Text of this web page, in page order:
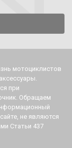
мотоциклистов
при
Обращаем
не являются
Статьи 437